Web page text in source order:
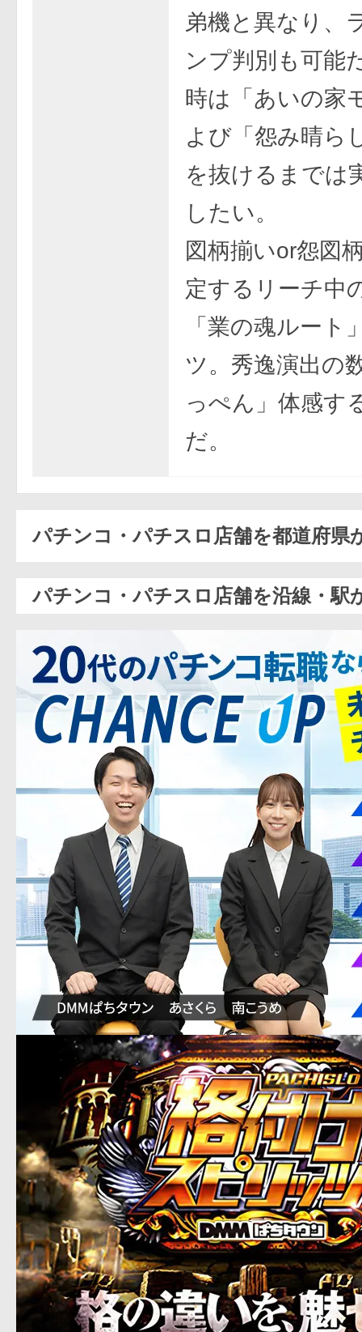
弟機と異なり、
ンプ判別も可能
時は「あいの家
よび「怨み晴ら
を抜けるまでは
したい。
図柄揃いor怨図
定するリーチ中
「業の魂ルート
ツ。秀逸演出の
っぺん」体感す
だ。
パチンコ・パチスロ店舗を都道府県
パチンコ・パチスロ店舗を沿線・駅